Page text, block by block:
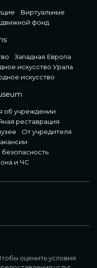
Виртуальные
фонд
Западная Европа
искусство Урала
искусство
об учреждении
реставрация
От учредителя
и ЧС
оценить условия